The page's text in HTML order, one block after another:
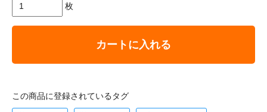
枚
カートに入れる
この商品に登録されているタグ